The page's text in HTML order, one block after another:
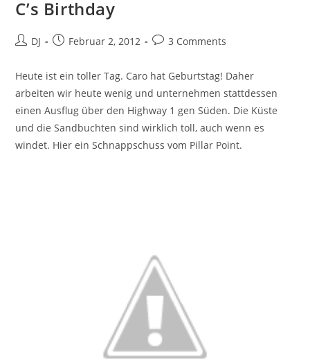
C’s Birthday
Beitrags-
DJ
BeitragFebruar 2, 2012
Beitrags-
3 Comments
Heute ist ein toller Tag. Caro hat Geburtstag! Daher
arbeiten wir heute wenig und unternehmen stattdessen
einen Ausflug über den Highway 1 gen Süden. Die Küste
und die Sandbuchten sind wirklich toll, auch wenn es
windet. Hier ein Schnappschuss vom Pillar Point.